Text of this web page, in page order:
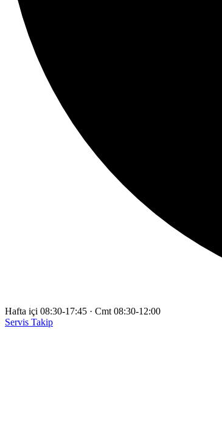
Hafta içi 08:30-17:45 · Cmt 08:30-12:00
Servis Takip